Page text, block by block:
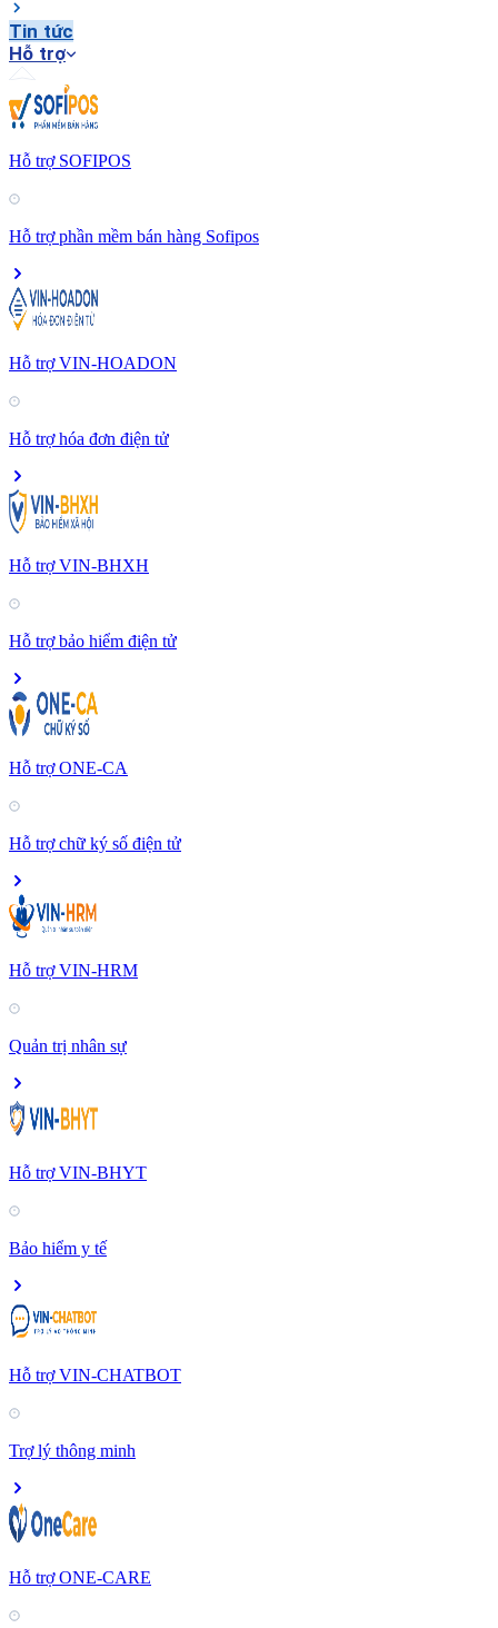
Tin tức
Hỗ trợ
Hỗ trợ SOFIPOS
Hỗ trợ phần mềm bán hàng Sofipos
Hỗ trợ VIN-HOADON
Hỗ trợ hóa đơn điện tử
Hỗ trợ VIN-BHXH
Hỗ trợ bảo hiểm điện tử
Hỗ trợ ONE-CA
Hỗ trợ chữ ký số điện tử
Hỗ trợ VIN-HRM
Quản trị nhân sự
Hỗ trợ VIN-BHYT
Bảo hiểm y tế
Hỗ trợ VIN-CHATBOT
Trợ lý thông minh
Hỗ trợ ONE-CARE